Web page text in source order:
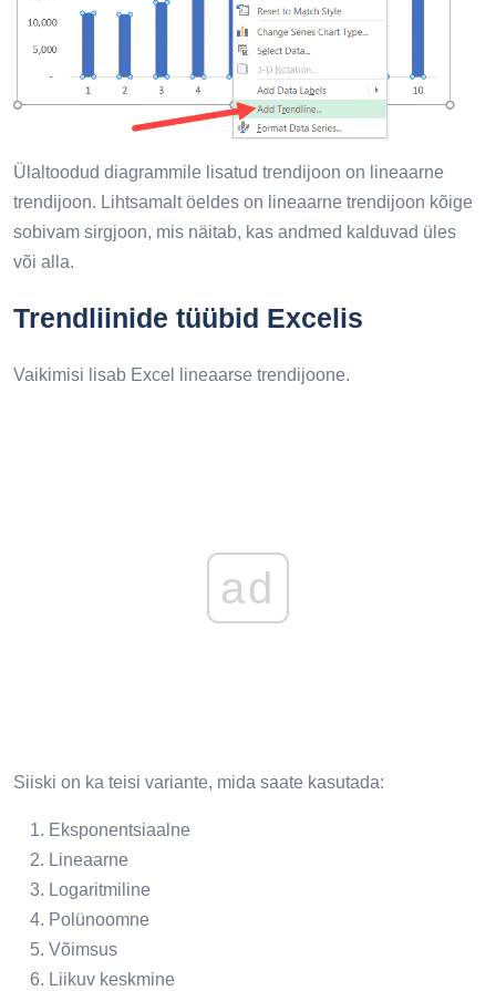
Ülaltoodud diagrammile lisatud trendijoon on lineaarne
trendijoon. Lihtsamalt öeldes on lineaarne trendijoon kõige
sobivam sirgjoon, mis näitab, kas andmed kalduvad üles
või alla.
Trendliinide tüübid Excelis
Vaikimisi lisab Excel lineaarse trendijoone.
ad
Siiski on ka teisi variante, mida saate kasutada:
Eksponentsiaalne
Lineaarne
Logaritmiline
Polünoomne
Võimsus
Liikuv keskmine